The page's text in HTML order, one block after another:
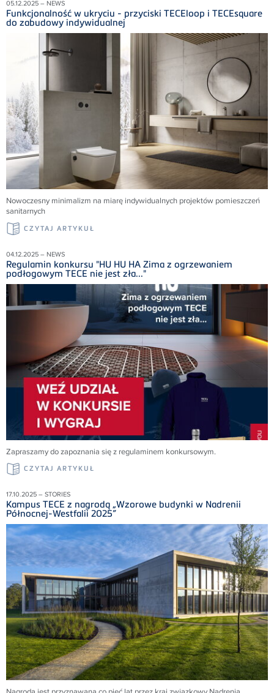
05.12.2025 – NEWS
Funkcjonalność w ukryciu - przyciski TECEloop i TECEsquare
do zabudowy indywidualnej
Nowoczesny minimalizm na miarę indywidualnych projektów pomieszczeń
sanitarnych
CZYTAJ ARTYKUŁ
04.12.2025 – NEWS
Regulamin konkursu "HU HU HA Zima z ogrzewaniem
podłogowym TECE nie jest zła..."
Zapraszamy do zapoznania się z regulaminem konkursowym.
CZYTAJ ARTYKUŁ
17.10.2025 – STORIES
Kampus TECE z nagrodą „Wzorowe budynki w Nadrenii
Północnej-Westfalii 2025”